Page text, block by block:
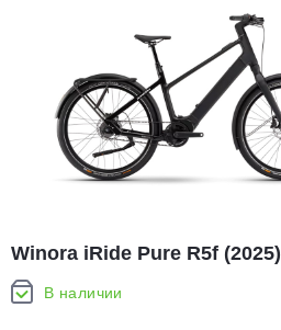
Winora iRide Pure R5f (2025)
В наличии